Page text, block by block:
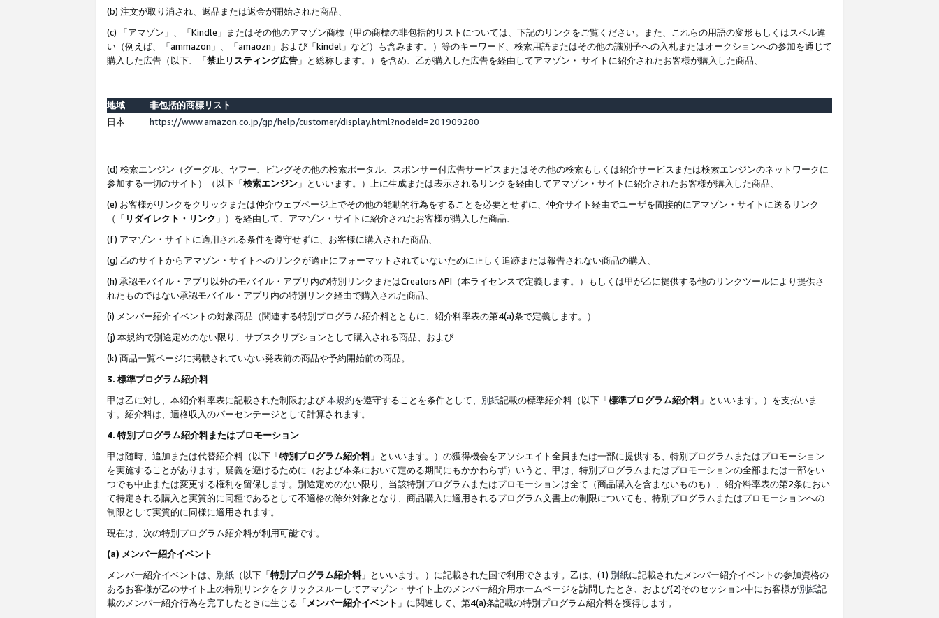
(b) 注文が取り消され、返品または返金が開始された商品、
(c) 「アマゾン」、「Kindle」またはその他のアマゾン商標（甲の商標の非包括的リストについては、下記のリンクをご覧ください。また、これらの用語の変形もしくはスペル違
い（例えば、「ammazon」、「amaozn」および「kindel」など）も含みます。）等のキーワード、検索用語またはその他の識別子への入札またはオークションへの参加を通じて
購入した広告（以下、「禁止リスティング広告 」と総称します。）を含め、乙が購入した広告を経由してアマゾン・ サイトに紹介されたお客様が購入した商品、
地域
非包括的商標リスト
日本
https://www.amazon.co.jp/gp/help/customer/display.html?nodeId=201909280
(d) 検索エンジン（グーグル、ヤフー、ビングその他の検索ポータル、スポンサー付広告サービスまたはその他の検索もしくは紹介サービスまたは検索エンジンのネットワークに
参加する一切のサイト）（以下「検索エンジン 」といいます。）上に生成または表示されるリンクを経由してアマゾン・サイトに紹介されたお客様が購入した商品、
(e) お客様がリンクをクリックまたは仲介ウェブページ上でその他の能動的行為をすることを必要とせずに、仲介サイト経由でユーザを間接的にアマゾン・サイトに送るリンク
（「 リダイレクト・リンク 」）を経由して、アマゾン・サイトに紹介されたお客様が購入した商品、
(f) アマゾン・サイトに適用される条件を遵守せずに、お客様に購入された商品、
(g) 乙のサイトからアマゾン・サイトへのリンクが適正にフォーマットされていないために正しく追跡または報告されない商品の購入、
(h) 承認モバイル・アプリ以外のモバイル・アプリ内の特別リンクまたはCreators API（本ライセンスで定義します。）もしくは甲が乙に提供する他のリンクツールにより提供さ
れたものではない承認モバイル・アプリ内の特別リンク経由で購入された商品、
(i) メンバー紹介イベントの対象商品（関連する特別プログラム紹介料とともに、紹介料率表の第4(a)条で定義します。）
(j) 本規約で別途定めのない限り、サブスクリプションとして購入される商品、および
(k) 商品一覧ページに掲載されていない発表前の商品や予約開始前の商品。
3. 標準プログラム紹介料
甲は乙に対し、本紹介料率表に記載された制限および本規約を遵守することを条件として、 別紙記載の標準紹介料（以下「標準プログラム紹介料」といいます。）を支払いま
す。紹介料は、適格収入のパーセンテージとして計算されます。
4. 特別プログラム紹介料またはプロモーション
甲は随時、追加または代替紹介料（以下「特別プログラム紹介料」といいます。）の獲得機会をアソシエイト全員または一部に提供する、特別プログラムまたはプロモーション
を実施することがあります。疑義を避けるために（および本条において定める期間にもかかわらず）いうと、甲は、特別プログラムまたはプロモーションの全部または一部をい
つでも中止または変更する権利を留保します。別途定めのない限り、当該特別プログラムまたはプロモーションは全て（商品購入を含まないものも）、紹介料率表の第2条におい
て特定される購入と実質的に同種であるとして不適格の除外対象となり、商品購入に適用されるプログラム文書上の制限についても、特別プログラムまたはプロモーションへの
制限として実質的に同様に適用されます。
現在は、次の特別プログラム紹介料が利用可能です。
(a) メンバー紹介イベント
メンバー紹介イベントは、 別紙 （以下「特別プログラム紹介料」といいます。）に記載された国で利用できます。乙は、(1) 別紙に記載されたメンバー紹介イベントの参加資格の
あるお客様が乙のサイト上の特別リンクをクリックスルーしてアマゾン・サイト上のメンバー紹介用ホームページを訪問したとき、および(2)そのセッション中にお客様が別紙記
載のメンバー紹介行為を完了したときに生じる「 メンバー紹介イベント 」に関連して、第4(a)条記載の特別プログラム紹介料を獲得します。